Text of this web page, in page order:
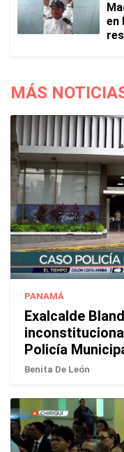
en
MÁS
PANAMÁ
Exalcalde
Policía
Benita De León